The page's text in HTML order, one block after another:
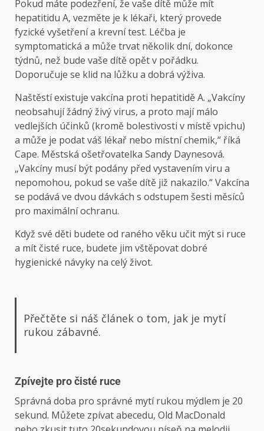
Pokud máte podezření, že vaše dítě může mít
hepatitidu A, vezměte je k lékaři, který provede
fyzické vyšetření a krevní test. Léčba je
symptomatická a může trvat několik dní, dokonce
týdnů, než bude vaše dítě opět v pořádku.
Doporučuje se klid na lůžku a dobrá výživa.
Naštěstí existuje vakcína proti hepatitidě A. „Vakcíny
neobsahují žádný živý virus, a proto mají málo
vedlejších účinků (kromě bolestivosti v místě vpichu)
a může je podat váš lékař nebo místní chemik,“ říká
Cape. Městská ošetřovatelka Sandy Daynesová.
„Vakcíny musí být podány před vystavením viru a
nepomohou, pokud se vaše dítě již nakazilo.“ Vakcína
se podává ve dvou dávkách s odstupem šesti měsíců
pro maximální ochranu.
Když své děti budete od raného věku učit mýt si ruce
a mít čisté ruce, budete jim vštěpovat dobré
hygienické návyky na celý život.
Přečtěte si náš článek o tom, jak je mytí
rukou zábavné.
Zpívejte pro čisté ruce
Správná doba pro správné mytí rukou mýdlem je 20
sekund. Můžete zpívat abecedu, Old MacDonald